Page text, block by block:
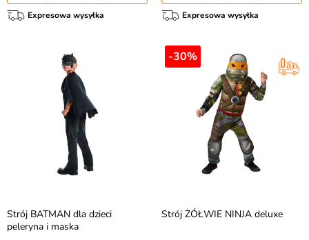
Expresowa wysyłka Expresowa wysyłka
Strój BATMAN dla dzieci
peleryna i maska
-30%
Strój ŻÓŁWIE NINJA deluxe